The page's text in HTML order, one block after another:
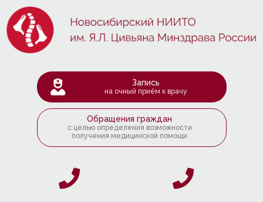
Запись
на очный приём к врачу
Обращения граждан
с целью определения возможности
получения медицинской помощи